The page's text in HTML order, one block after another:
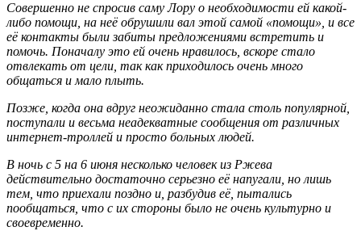
Совершенно не спросив саму Лору о необходимости ей какой-
либо помощи, на неё обрушили вал этой самой «помощи», и все
её контакты были забиты предложениями встретить и
помочь. Поначалу это ей очень нравилось, вскоре стало
отвлекать от цели, так как приходилось очень много
общаться и мало плыть.
Позже, когда она вдруг неожиданно стала столь популярной,
поступали и весьма неадекватные сообщения от различных
интернет-троллей и просто больных людей.
В ночь с 5 на 6 июня несколько человек из Ржева
действительно достаточно серьезно её напугали, но лишь
тем, что приехали поздно и, разбудив её, пытались
пообщаться, что с их стороны было не очень культурно и
своевременно.